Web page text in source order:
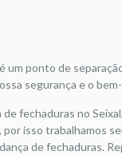
um ponto de
segurança e o
fechaduras no
isso trabalhamos
de fechaduras.